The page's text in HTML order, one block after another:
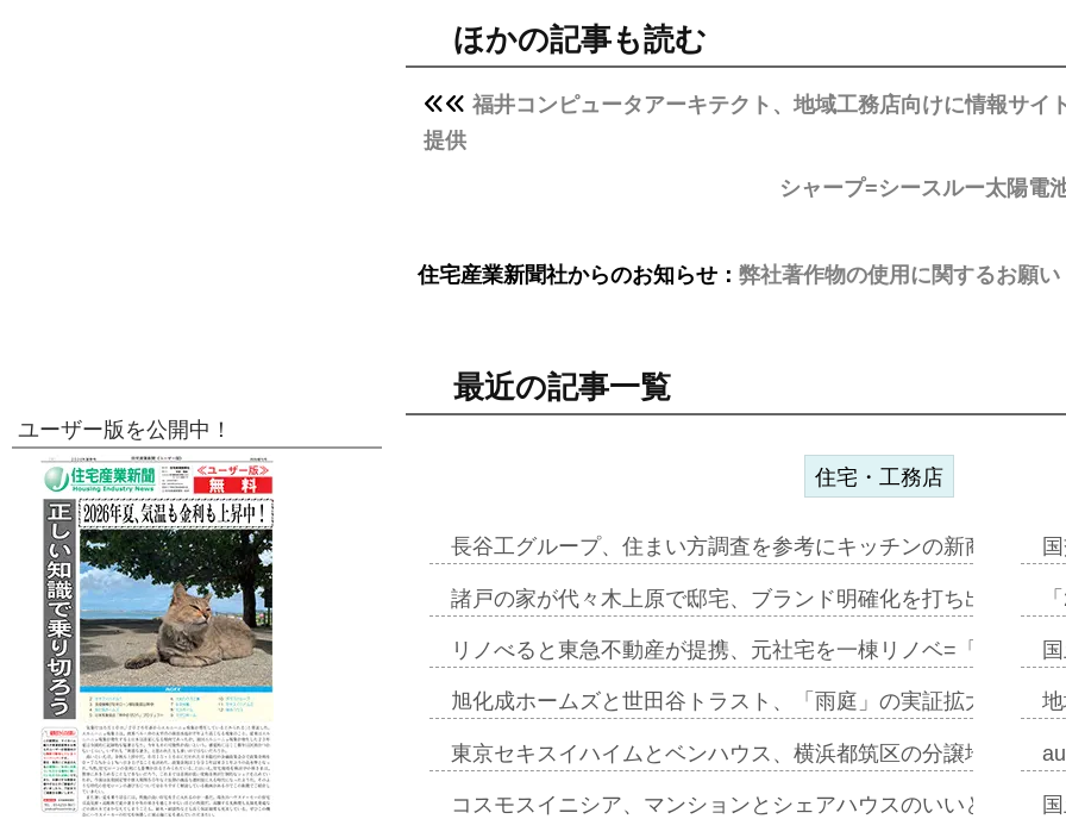
ほかの記事も読む
福井コンピュータアーキテクト、地域工務店向けに情報サ
提供
シャープ=シースルー太陽電
住宅産業新聞社からのお知らせ： 弊社著作物の使用に関するお願い
最近の記事一覧
住宅・工務店
長谷工グループ、住まい方調査を参考にキッチンの新商品=「
諸戸の家が代々木上原で邸宅、ブランド明確化を打ち出す=年
リノべると東急不動産が提携、元社宅を一棟リノベ=「職住遊
旭化成ホームズと世田谷トラスト、「雨庭」の実証拡大へ=ガ
東京セキスイハイムとベンハウス、横浜都筑区の分譲地開発で
コスモスイニシア、マンションとシェアハウスのいいとこどり
ユーザー版を公開中！